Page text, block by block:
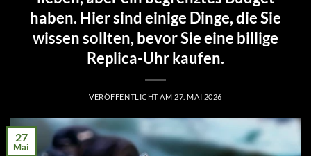
haben. Hier sind einige Dinge, die Sie
wissen sollten, bevor Sie eine billige
Replica-Uhr kaufen.
VERÖFFENTLICHT AM 27. MAI 2026
27
Mai